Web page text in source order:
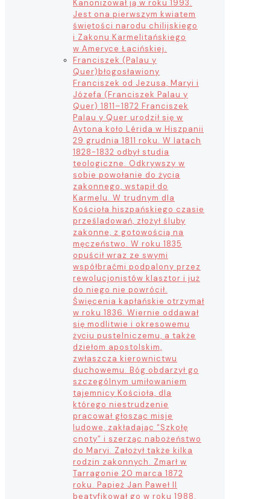
Kanonizował ją w roku 1993.
Jest ona pierwszym kwiatem
świętości narodu chilijskiego
i Zakonu Karmelitańskiego
w Ameryce Łacińskiej.
Franciszek (Palau y
Quer)błogosławiony
Franciszek od Jezusa, Maryi i
Józefa (Franciszek Palau y
Quer) 1811–1872 Franciszek
Palau y Quer urodził się w
Aytona koło Lérida w Hiszpanii
29 grudnia 1811 roku. W latach
1828-1832 odbył studia
teologiczne. Odkrywszy w
sobie powołanie do życia
zakonnego, wstąpił do
Karmelu. W trudnym dla
Kościoła hiszpańskiego czasie
prześladowań, złożył śluby
zakonne, z gotowością na
męczeństwo. W roku 1835
opuścił wraz ze swymi
współbraćmi podpalony przez
rewolucjonistów klasztor i już
do niego nie powrócił.
Święcenia kapłańskie otrzymał
w roku 1836. Wiernie oddawał
się modlitwie i okresowemu
życiu pustelniczemu, a także
dziełom apostolskim,
zwłaszcza kierownictwu
duchowemu. Bóg obdarzył go
szczególnym umiłowaniem
tajemnicy Kościoła, dla
którego niestrudzenie
pracował głosząc misje
ludowe, zakładając “Szkołę
cnoty” i szerząc nabożeństwo
do Maryi. Założył także kilka
rodzin zakonnych. Zmarł w
Tarragonie 20 marca 1872
roku. Papież Jan Paweł II
beatyfikował go w roku 1988.